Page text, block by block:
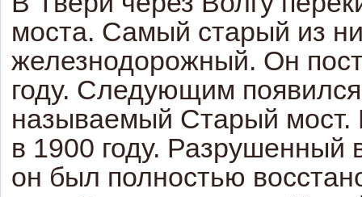
моста. Самый старый из
железнодорожный. Он
году. Следующим
называемый Старый мост.
в 1900 году. Разрушенный
он был полностью